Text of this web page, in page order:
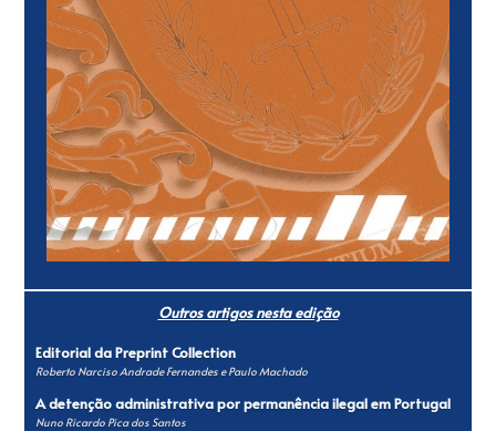
Outros artigos nesta edição
Editorial da Preprint Collection
Roberto Narciso Andrade Fernandes e Paulo Machado
A detenção administrativa por permanência ilegal em Portugal
Nuno Ricardo Pica dos Santos